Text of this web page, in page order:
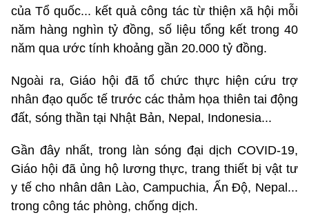
của Tổ quốc... kết quả công tác từ thiện xã hội mỗi
năm hàng nghìn tỷ đồng, số liệu tổng kết trong 40
năm qua ước tính khoảng gần 20.000 tỷ đồng.
Ngoài ra, Giáo hội đã tổ chức thực hiện cứu trợ
nhân đạo quốc tế trước các thảm họa thiên tai động
đất, sóng thần tại Nhật Bản, Nepal, Indonesia...
Gần đây nhất, trong làn sóng đại dịch COVID-19,
Giáo hội đã ủng hộ lương thực, trang thiết bị vật tư
y tế cho nhân dân Lào, Campuchia, Ấn Độ, Nepal...
trong công tác phòng, chống dịch.